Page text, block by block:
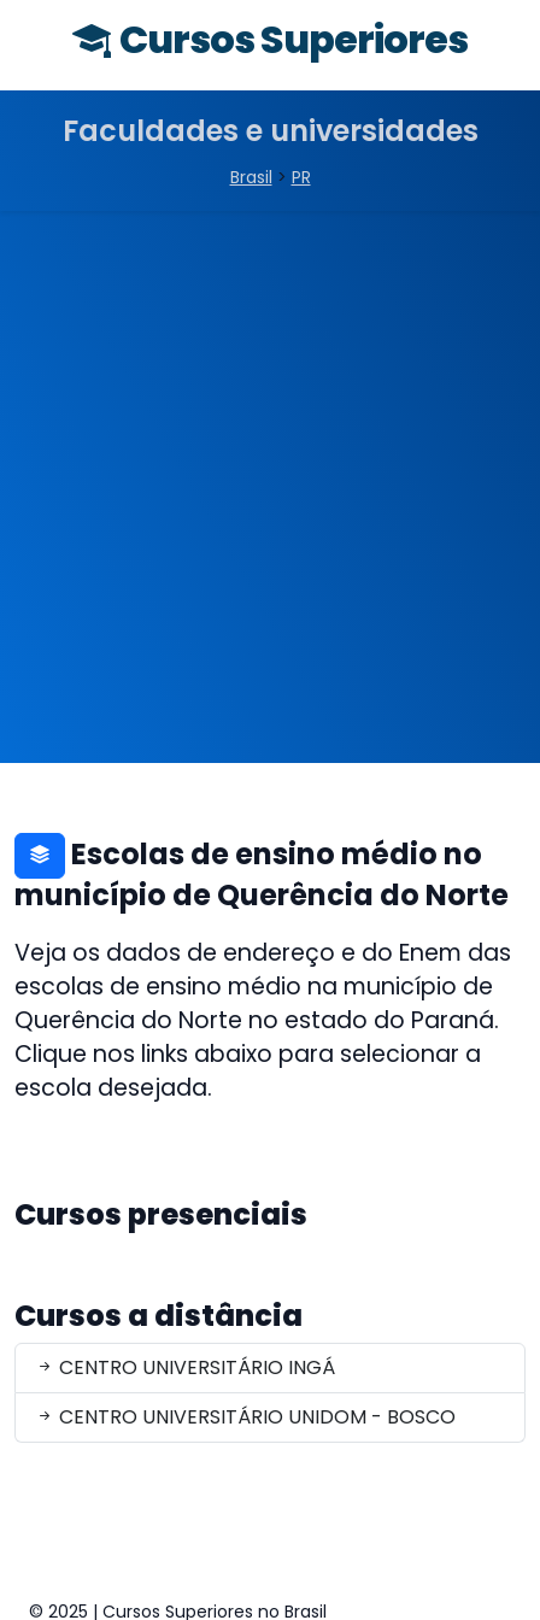
Cursos Superiores
Faculdades e universidades
Brasil > PR
Escolas de ensino médio no
município de Querência do Norte
Veja os dados de endereço e do Enem das
escolas de ensino médio na município de
Querência do Norte no estado do Paraná.
Clique nos links abaixo para selecionar a
escola desejada.
Cursos presenciais
Cursos a distância
CENTRO UNIVERSITÁRIO INGÁ
CENTRO UNIVERSITÁRIO UNIDOM - BOSCO
© 2025 | Cursos Superiores no Brasil